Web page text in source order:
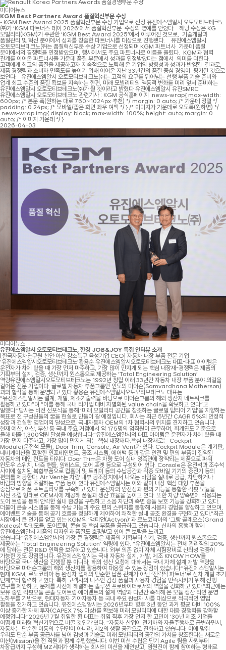
미디어뉴스
KGM Best Partners Award 품질혁신부문 수상
▪ KGM Best Award 2025 품질혁신부문 수상 기업으로 선정 유진에스엠알시 오토모티브테크노
㈜가 ‘KGM 파트너스 데이 2026’에서 품질혁신부문 수상의 영예를 안았다. 해당 수상은 KG
모빌리티(KGM)가 주관한 ‘KGM Best Award 2025’에서 이루어진 것으로, 기술개발과
품질관리 및 혁신 분야에서 성과를 창출한 파트너사를 대상으로 진행됐다. 유진에스엠알시
오토모티브테크노㈜는 품질혁신부문 수상 기업으로 선정되며 KGM 파트너사 가운데 품질
분야에서의 경쟁력을 인정받았으며, 행사에서도 주요 파트너사로 이름을 올렸다. KGM과 협력
관계를 이어온 파트너사들 가운데 품질 부문에서 성과를 인정받았다는 점에서 의미를 더한다.
고객에게 최고의 품질을 제공하고자 지속적으로 노력해 온 기업의 방향성과 성과가 반영된 결과로,
제품 경쟁력과 소비자 만족도를 높이기 위해 이어온 지난 33년간의 품질 중심 경영이 평가된 것으로
보인다. 유진에스엠알시 오토모티브테크노㈜는 고객의 요구를 뛰어넘는 선행 부품 기술 준비와
업계 최고 수준의 품질 확보를 지속하는 한편, 미래 모빌리티의 역동적 변화를 미리 앞서 준비하는
유진에스엠알시 오토모티브테크노㈜가 될 것이라고 밝혔다 유진에스엠알시 유진SMRC
유진에스엠알시 오토모티브테크노 관련기사 : KGM 공식홈페이지 .news-wrap{ max-width:
600px; /* 본문 폭(원하는 대로 760~1024px 추천) */ margin: 0 auto; /* 가운데 정렬 */
padding: 0 24px; /* 모바일/좁은 화면 좌우 여백 */ } /* 이미지가 가운데로 오도록(원하면) */
.news-wrap img{ display: block; max-width: 100%; height: auto; margin: 0
auto; /* 이미지 가운데 */ }
2026-04-03
미디어뉴스
유진에스엠알시 오토모티브테크노, 한경 JOB&JOY 특집 인터뷰 소개
[한국자동차연구원 천안·아산 강소특구 육성기업 CEO] 자동차 내장 부품 전문 기업
‘유진에스엠알시오토모티브테크노’황용순 유진에스엠알시오토모티브테크노 대표-대표 아이템은
운전자가 차에 탔을 때 가장 먼저 마주하고, 가장 많이 만지게 되는 핵심 내장재-경쟁력은 제품의
기획부터 설계, 검증, 생산까지 원스톱으로 제공하는 ‘Total Engineering Solution’
역량유진에스엠알시오토모티브테크노는 1992년 창립 이래 33년간 자동차 내장 부품 분야 외길을
걸어온 전문 기업이다. 글로벌 자동차 부품그룹인 인도의 마더슨(Samvardhana Motherson)
과의 합작을 통해 운영되고 있다.황용순 유진에스엠알시오토모티브테크노 대표는
“유진에스엠알시는 설계, 개발, 제조기술력을 바탕으로 마더슨그룹의 해외 생산지 네트워크를
활용하고 있다”며 “이를 통해 국내 타기업 대비 차별화된 value chain을 확보하고 있다”고
말했다.“당사는 비전 선포식을 통해 ‘미래 모빌리티 공간을 창조하는 글로벌 탑티어 기업’을 지향하는
목표로 전 구성원들의 꿈을 현실로 만들어 갈 예정입니다. 회사는 최근 5년간 CAGR 5%의 안정적
성장과 건실한 영업이익 달성으로, 국내자동차 OEM의 1차 협력사의 위치를 견지하고 있습니다.
현재 예산, 아산, 부산 등 국내 주요 거점에서 약 175명의 임직원이 근무하며, 회계연도 기준으로
올해 매출 1,300억원 달성을 예상합니다.”유진에스엠알시의 대표 아이템은 운전자가 차에 탔을 때
가장 먼저 마주하고, 가장 많이 만지게 되는 핵심 내장재다.핵심 내장재로는 Cockpit
Module(운전석 모듈), Door Trim, Console, Air Vent가 있다. Cockpit Module은 계기판,
네비게이션을 포함한 인포테인먼트, 공조 시스템, 에어백 등과 같은 안전 및 편의 부품이 집약된
자동차의 메인 컨트롤 타워다. Door Trim은 차량 도어 실내 양측면에 장착되는 제품으로 파워
윈도우 스위치, 내측 핸들, 암레스트, 도어 포켓 등으로 구성되어 있다. Console은 운전석과 조수석
사이에 설치된 복합부품으로 컵홀더 및 트레이 등의 수납공간과 각종 모바일 기기의 충전기 등의
편의를 제공한다. Air Vent는 차량 내부 공조장치에서 나오는 바람을 실내로 공급, 차단하거나
바람의 방향을 조절하는 부품 등이 있다.유진에스엠알시는 이와 같이 내장 핵심 대형 부품을
중심으로 제품 포트폴리오를 구축하고 있다. 운전자의 안전성과 편의 기능을 통합한 칵핏 모듈을
사전 조립 형태로 OEM사에 제공해 품질과 생산 효율을 높이고 있다. 또한 차량 양측면에 적용되는
도어 트림을 통해 안락한 실내 환경을 구현하고 소음 차단과 측면 충돌 보호 기능을 강화하고 있다.
더불어 콘솔 시스템을 통해 수납 기능과 주요 편의 스위치를 통합해 사용자 경험을 향상하고 있으며,
에어벤트 기술을 통해 공기 흐름을 정밀하게 제어하여 쾌적한 실내 공조 환경을 구현하고 있다.“최근
시장에서 큰 인기를 얻고 있는 KGM의 ‘액티언(Actyon)’과 르노코리아의 ‘그랑 콜레오스(Grand
Koleos)’ 칵핏모듈, 도어트림, 콘솔 등 핵심 부품을 공급하고 있습니다. 신차의 흥행과 함께
유진에스엠알시 제품의 디자인과 품질도 호평받고 있어 큰 보람을 느끼고
있습니다.”유진에스엠알시의 가장 큰 경쟁력은 제품의 기획부터 설계, 검증, 생산까지 원스톱으로
제공하는 ‘Total Engineering Solution’ 역량에 있다. “유진에스엠알시는 전체 관리직의 20%
에 달하는 전문 R&D 인력을 보유하고 있습니다. 외부 의존 없이 자체 시험장비로 신뢰성 검증이
가능한 것도 강점입니다. 유진에스엠알시는 국내 자동차 설계, 개발, 제조 KNOW HOW를
바탕으로 국내 생산을 진행할 뿐 아니라, 해외 생산 요청에 대해서는 국내 자체 설계 개발 역량을
바탕으로 마더슨그룹의 해외 생산지를 활용하여 대응할 수 있는 장점이 있습니다.”유진에스엠알시는
현재 KGM, 르노코리아 등 완성차 업체와 단순한 납품 관계가 아닌 ‘전략적 파트너’로 신차 개발 초기
단계부터 협력하고 있다. 특히 고객사의 니즈인 감성 품질과 사용자 경험을 만족시키기 위해 선행
연구를 제안하고, 문제를 사전에 해결하는 솔루션 프로바이더로서의 역할을 강화하고 있다.“최근에는
보유 중인 칵핏모듈·콘솔·도어트림·에어벤트의 설계 역량과 다년간 축적해 온 모듈 생산 라인 운영
노하우를 기반으로, 현대자동차·기아자동차 등 국내 주요 완성차 사를 대상으로 적극적인 영업
활동을 전개하고 있습니다. 유진에스엠알시는 2026년부터 향후 3년 동안 과거 평균 대비 100%
이상 증가한 자체 투자(CAPEX 7% 이상)를 확보해 미래 모빌리티에 대한 대응 경쟁력을 강화할
예정입니다.”2025년 7월 취임한 황 대표는 취임 직후 가장 먼저 한 고민이 ‘30년 제조 기업을
어떻게 미래형 혁신기업으로 바꿀 것인가’였다. “자동차 산업이 전기차와 자율주행차로 급변하면서,
자동차는 단순한 이동의 수단만이 아니라, 제2의 생활 공간으로 진화하고 있습니다. 이에 맞춰
우리도 단순 부품 공급사를 넘어 감성과 기술로 미래 모빌리티의 공간의 가치를 창조한다는 새로운
미션(Mission)을 전 직원과 함께 수립했습니다. 이번 미션 수립은 단기 Agile 팀을 사원부터
차장급까지 구성해 MZ세대가 생각하는 회사의 미션을 제안받고, 임원진이 함께 참여하는 형태로